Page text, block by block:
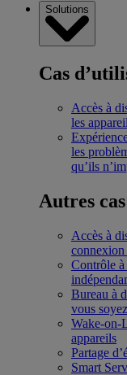
Solutions
Cas
Accès à
les
les
qu’ils
Autres
Accès à
connexion
Contrôle à
Bureau à
vous soyez
Wake-on-
appareils
Partage
Smart